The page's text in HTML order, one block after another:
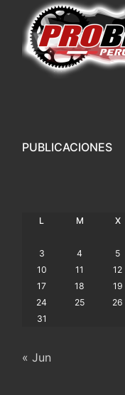
PUBLICACIONES
L M X
3
4 5
10
11 12
17
18 19
24
25 26
31
« Jun